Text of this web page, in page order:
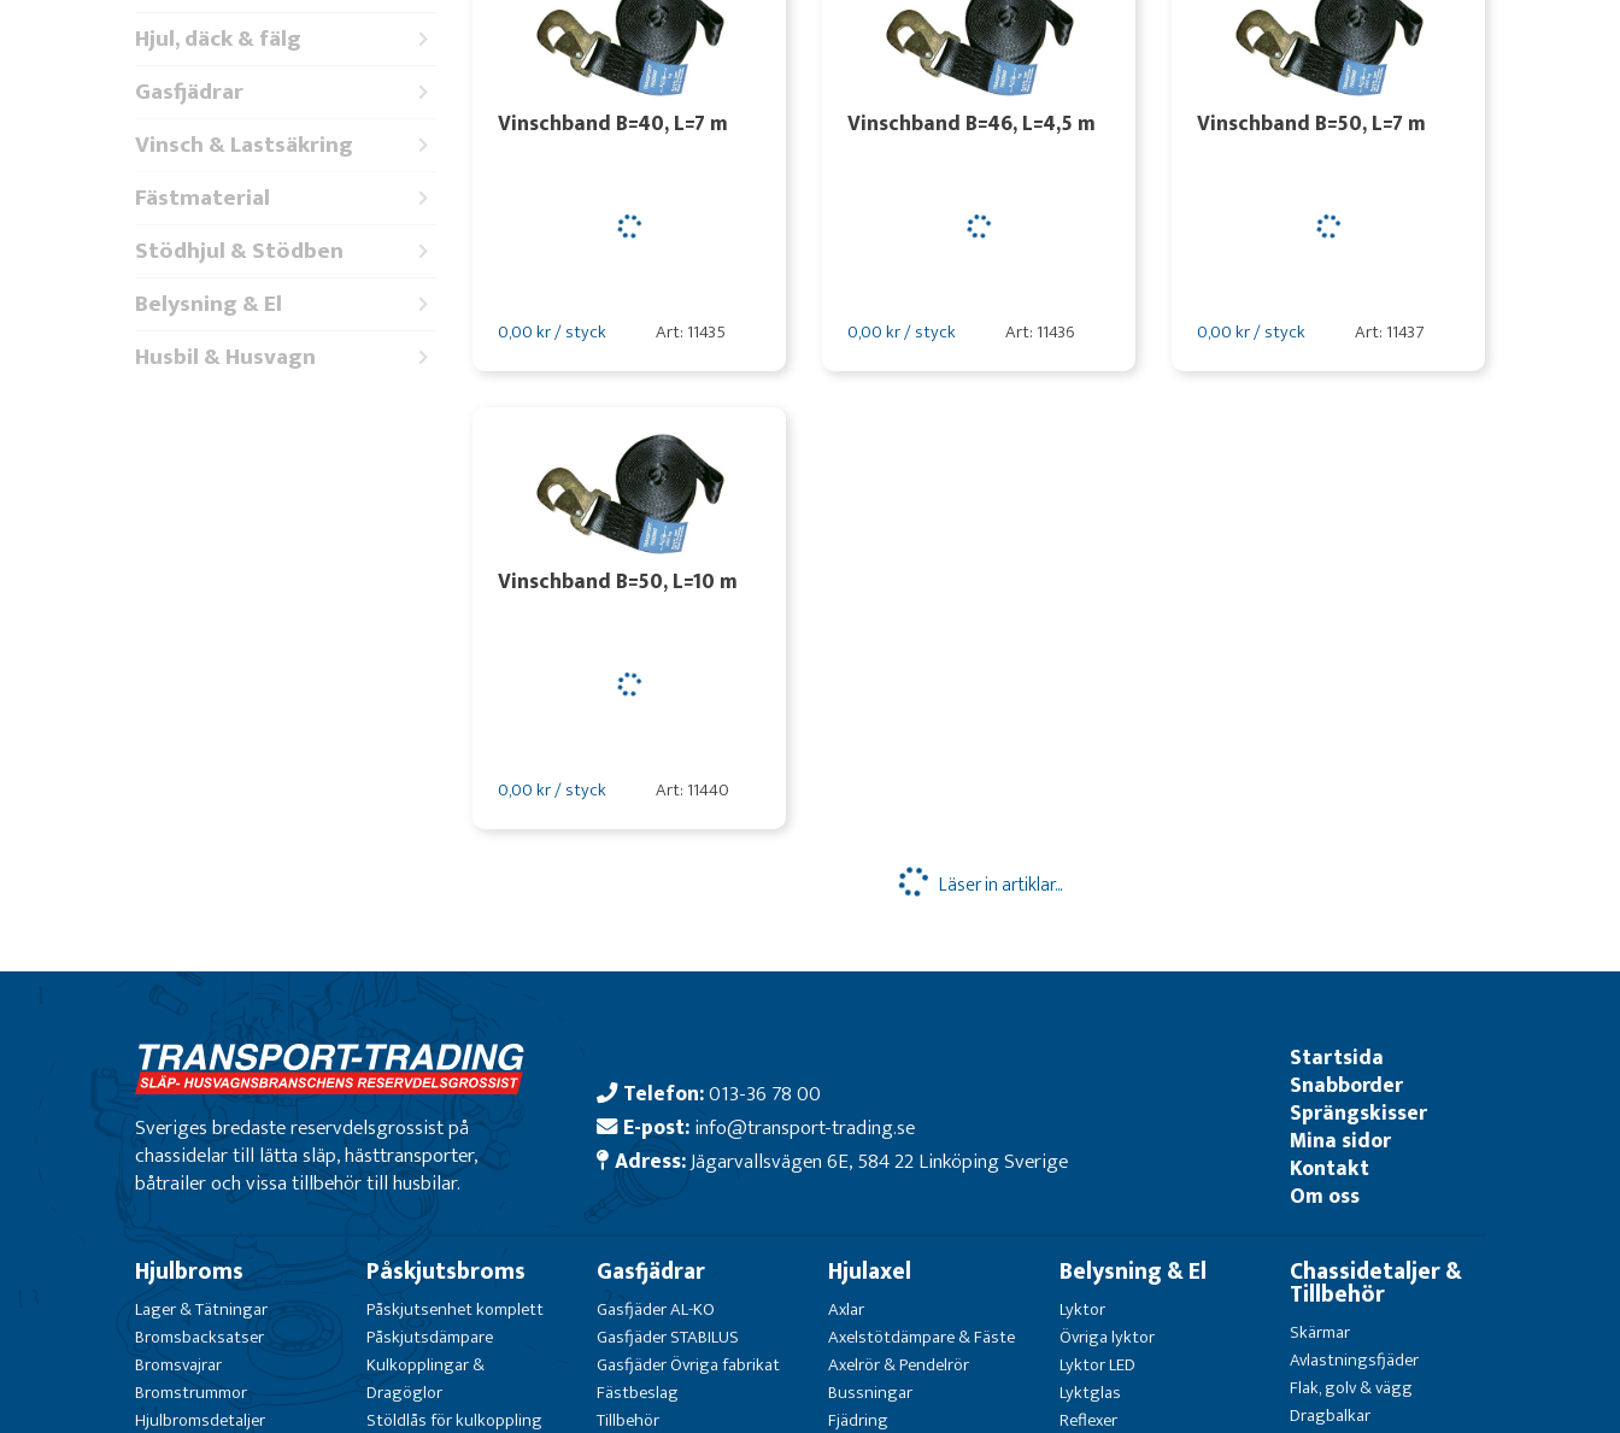
Hjul, däck & fälg
Gasfjädrar
Vinsch & Lastsäkring
Fästmaterial
Stödhjul & Stödben
Belysning & El
Husbil & Husvagn
Vinschband B=40, L=7 m
0,00 kr / styck Art: 11435
Vinschband B=46, L=4,5 m
0,00 kr / styck Art: 11436
Vinschband B=50, L=7 m
0,00 kr / styck Art: 11437
Vinschband B=50, L=10 m
0,00 kr / styck Art: 11440
Läser in artiklar...
Sveriges bredaste reservdelsgrossist på
chassidelar till lätta släp, hästtransporter,
båtrailer och vissa tillbehör till husbilar.
Telefon:013-36 78 00
E-post:info@transport-trading.se
Adress:Jägarvallsvägen 6E, 584 22 Linköping Sverige
Startsida
Snabborder
Sprängskisser
Mina sidor
Kontakt
Om oss
Hjulbroms
Lager & Tätningar
Bromsbacksatser
Bromsvajrar
Bromstrummor
Hjulbromsdetaljer
Påskjutsbroms
Påskjutsenhet komplett
Påskjutsdämpare
Kulkopplingar &
Dragöglor
Stöldlås för kulkoppling
Gasfjädrar
Gasfjäder AL-KO
Gasfjäder STABILUS
Gasfjäder Övriga fabrikat
Fästbeslag
Tillbehör
Hjulaxel
Axlar
Axelstötdämpare & Fäste
Axelrör & Pendelrör
Bussningar
Fjädring
Belysning & El
Lyktor
Övriga lyktor
Lyktor LED
Lyktglas
Reflexer
Chassidetaljer &
Tillbehör
Skärmar
Avlastningsfjäder
Flak, golv & vägg
Dragbalkar